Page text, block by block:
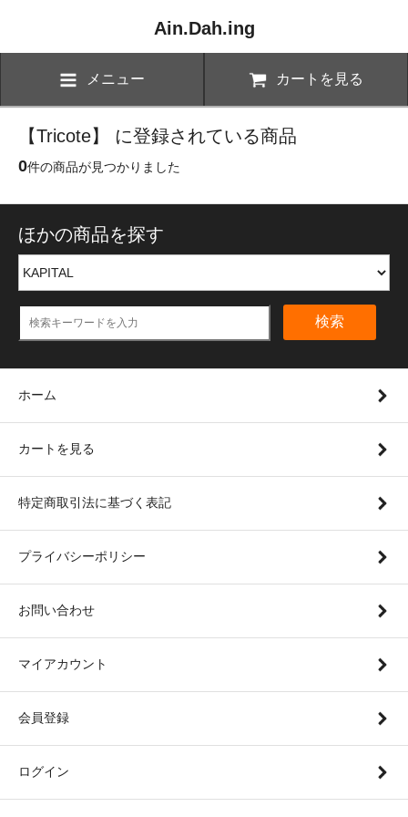
Ain.Dah.ing
メニュー カートを見る
【Tricote】 に登録されている商品
0件の商品が見つかりました
ほかの商品を探す
検索
ホーム
カートを見る
特定商取引法に基づく表記
プライバシーポリシー
お問い合わせ
マイアカウント
会員登録
ログイン